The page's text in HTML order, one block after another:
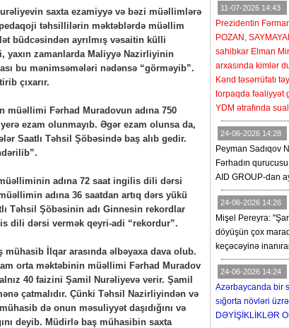
saxta ezamiyyə və bəzi müəllimlərə
pedaqoji təhsillilərin məktəblərdə müəllim
büdcəsindən ayrılmış vəsaitin külli
yaxın zamanlarda Maliyyə Nazirliyinin
bu mənimsəmələri nədənsə “görməyib”.
çıxarır.
müəllimi Fərhad Muradovun adına 750
ezam olunmayıb. Əgər ezam olunsa da,
Saatlı Təhsil Şöbəsində baş alıb gedir.
adına 72 saat ingilis dili dərsi
adına 36 saatdan artıq dərs yükü
Təhsil Şöbəsinin adı Ginnesin rekordlar
dili dərsi vermək qeyri-adi “rekordur”.
İlqar arasında əlbəyaxa dava olub.
orta məktəbinin müəllimi Fərhad Muradov
40 faizini Şamil Nurəliyevə verir. Şamil
çatmalıdır. Çünki Təhsil Nazirliyindən və
də onun məsuliyyət daşıdığını və
deyib. Müdirlə baş mühasibin saxta
11-07-2026 14:43
Prezidentin
POZAN,
sahibkar Elman
arxasında kimlər
Kənd təsərrüfatı
torpaqda fəaliyyət
YDM ətrafında
24-06-2026 14:28
Peyman Sadıqov
Fərhadın
AID GROUP-dan
24-06-2026 14:26
Mişel Pereyra:
döyüşün çox
keçəcəyinə
24-06-2026 14:24
Azərbaycanda bir
sığorta növləri üzrə
DƏYİŞİKLİKLƏR